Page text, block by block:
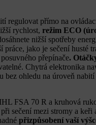
regulovat přímo na
rychlost, režim ECO
nižší spotřeby
práce, jako je sečení husté
přepínače.
Chytrá elektronika
ohledu na úroveň
FSA 70 R a kruhová
sečení mezi stromy a keři
přizpůsobení vaší